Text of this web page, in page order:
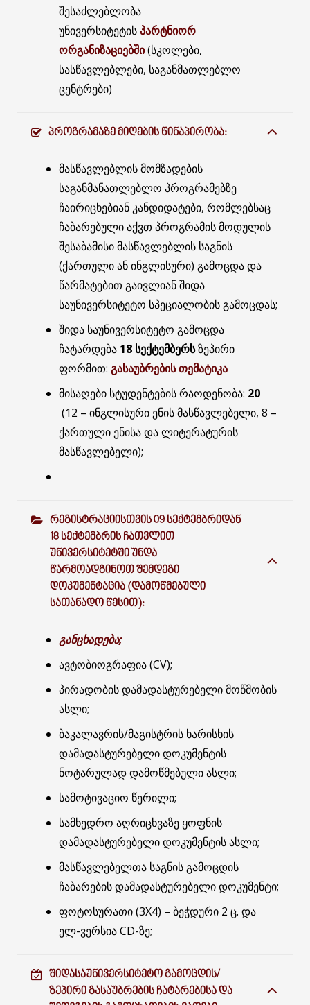
შესაძლებლობა
უნივერსიტეტისპარტნიორ
ორგანიზაციებში(სკოლები,
სასწავლებლები, საგანმათლებლო
ცენტრები)
ᲞᲠᲝᲒᲠᲐᲛᲐᲖᲔ ᲛᲘᲦᲔᲑᲘᲡ ᲬᲘᲜᲐᲞᲘᲠᲝᲑᲐ:
მასწავლებლის მომზადების
საგანმანათლებლო პროგრამებზე
ჩაირიცხებიან კანდიდატები, რომლებსაც
ჩაბარებული აქვთ პროგრამის მოდულის
შესაბამისი მასწავლებლის საგნის
(ქართული ან ინგლისური) გამოცდა და
წარმატებით გაივლიან შიდა
საუნივერსიტეტო სპეციალობის გამოცდას;
შიდა საუნივერსიტეტო გამოცდა
ჩატარდება 18 სექტემბერსზეპირი
ფორმით: გასაუბრების თემატიკა
მისაღები სტუდენტების რაოდენობა: 20
(12 – ინგლისური ენის მასწავლებელი, 8 –
ქართული ენისა და ლიტერატურის
მასწავლებელი);
ᲠᲔᲒᲘᲡᲢᲠᲐᲪᲘᲘᲡᲗᲕᲘᲡ 09 ᲡᲔᲥᲢᲔᲛᲑᲠᲘᲓᲐᲜ
18 ᲡᲔᲥᲢᲔᲛᲑᲠᲘᲡ ᲩᲐᲗᲕᲚᲘᲗ
ᲣᲜᲘᲕᲔᲠᲡᲘᲢᲔᲢᲨᲘ ᲣᲜᲓᲐ
ᲬᲐᲠᲛᲝᲐᲓᲒᲘᲜᲝᲗ ᲨᲔᲛᲓᲔᲒᲘ
ᲓᲝᲙᲣᲛᲔᲜᲢᲐᲪᲘᲐ (ᲓᲐᲛᲝᲬᲛᲔᲑᲣᲚᲘ
ᲡᲐᲗᲐᲜᲐᲓᲝ ᲬᲔᲡᲘᲗ):
განცხადება;
ავტობიოგრაფია (CV);
პირადობის დამადასტურებელი მოწმობის
ასლი;
ბაკალავრის/მაგისტრის ხარისხის
დამადასტურებელი დოკუმენტის
ნოტარულად დამოწმებული ასლი;
სამოტივაციო წერილი;
სამხედრო აღრიცხვაზე ყოფნის
დამადასტურებელი დოკუმენტის ასლი;
მასწავლებელთა საგნის გამოცდის
ჩაბარების დამადასტურებელი დოკუმენტი;
ფოტოსურათი (3X4) – ბეჭდური 2 ც. და
ელ-ვერსია CD-ზე;
ᲨᲘᲓᲐᲡᲐᲣᲜᲘᲕᲔᲠᲡᲘᲢᲔᲢᲝ ᲒᲐᲛᲝᲪᲓᲘᲡ/
ᲖᲔᲞᲘᲠᲘ ᲒᲐᲡᲐᲣᲑᲠᲔᲑᲘᲡ ᲩᲐᲢᲐᲠᲔᲑᲘᲡᲐ ᲓᲐ